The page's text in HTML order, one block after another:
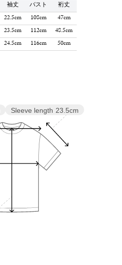
袖丈 バスト
裄丈
22.5cm 108cm
47cm
23.5cm 112cm
48.5cm
24.5cm 116cm 50cm
Sleeve length 23.5cm